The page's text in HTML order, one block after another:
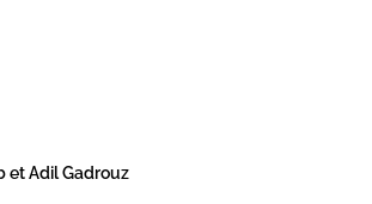
et Adil Gadrouz